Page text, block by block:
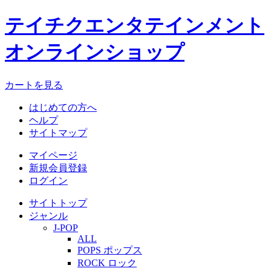
テイチクエンタテインメント
オンラインショップ
カートを見る
はじめての方へ
ヘルプ
サイトマップ
マイページ
新規会員登録
ログイン
サイトトップ
ジャンル
J-POP
ALL
POPS ポップス
ROCK ロック